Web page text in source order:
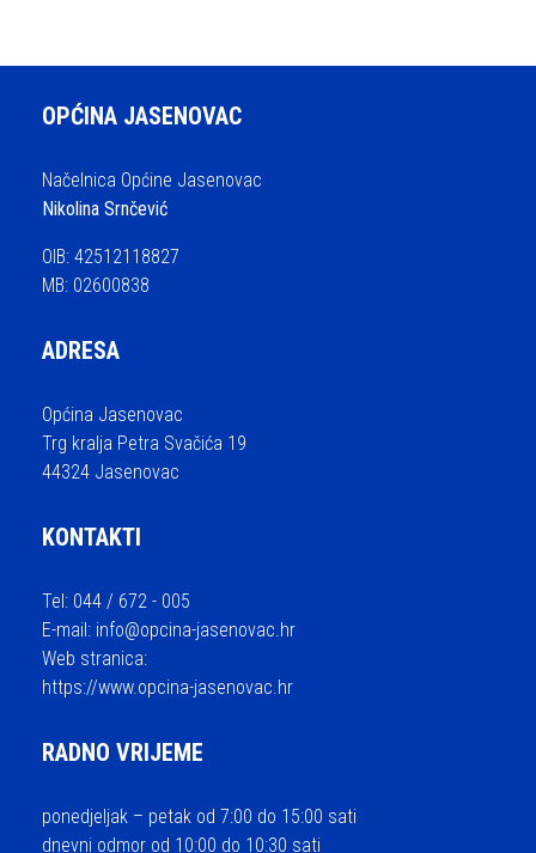
OPĆINA JASENOVAC
Načelnica Općine Jasenovac
Nikolina Srnčević
OIB: 42512118827
MB: 02600838
ADRESA
Općina Jasenovac
Trg kralja Petra Svačića 19
44324 Jasenovac
KONTAKTI
Tel: 044 / 672 - 005
E-mail: info@opcina-jasenovac.hr
Web stranica:
https://www.opcina-jasenovac.hr
RADNO VRIJEME
ponedjeljak – petak od 7:00 do 15:00 sati
dnevni odmor od 10:00 do 10:30 sati